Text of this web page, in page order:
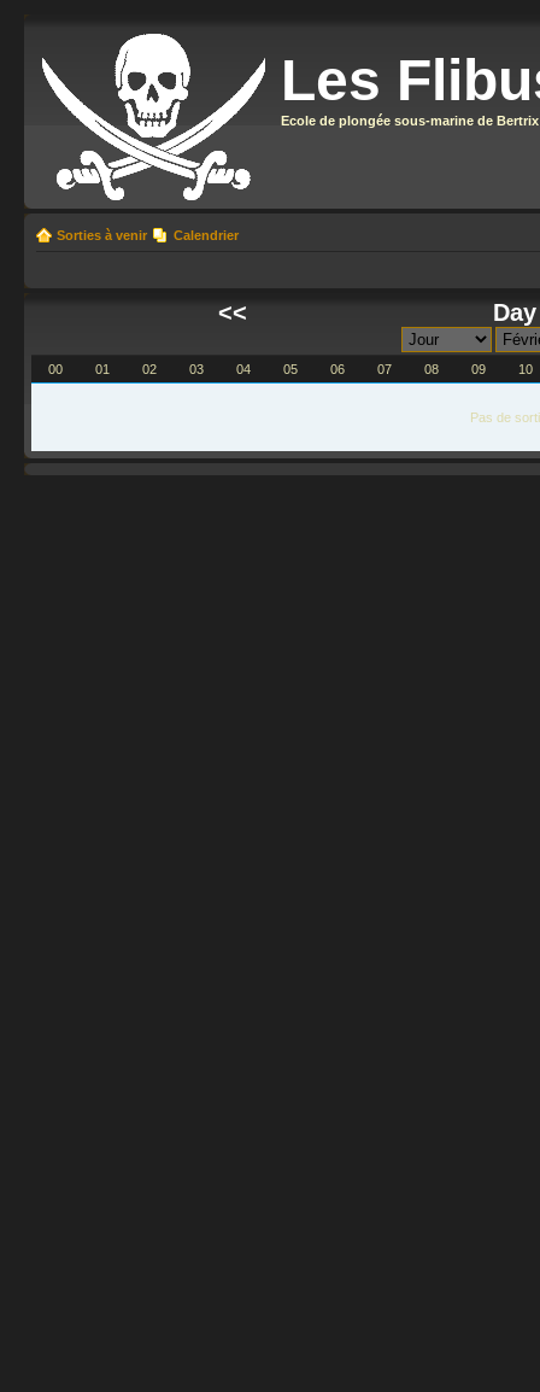
Les
Ecole de plongée sous-marine de Bertrix
Sorties à venir Calendrier
<<
00 01 02 03 04 05 06 07 08 09 10
Pas de